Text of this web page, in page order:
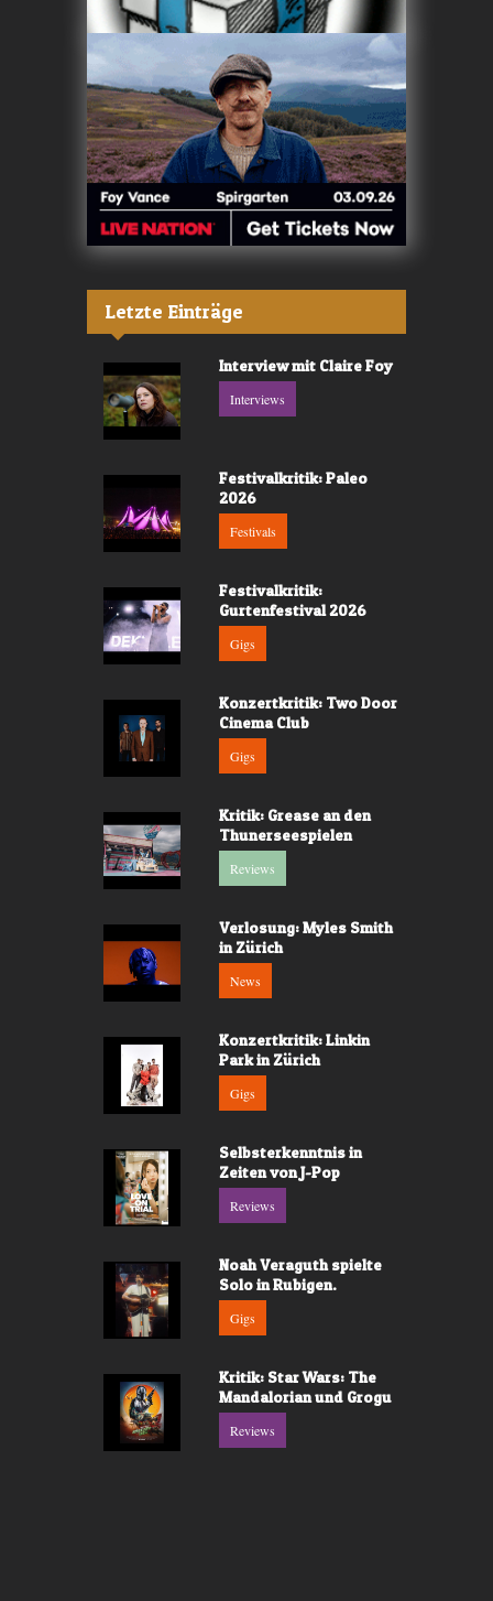
Letzte Einträge
Interview mit Claire Foy
Interviews
Festivalkritik: Paleo
2026
Festivals
Festivalkritik:
Gurtenfestival 2026
Gigs
Konzertkritik: Two Door
Cinema Club
Gigs
Kritik: Grease an den
Thunerseespielen
Reviews
Verlosung: Myles Smith
in Zürich
News
Konzertkritik: Linkin
Park in Zürich
Gigs
Selbsterkenntnis in
Zeiten von J-Pop
Reviews
Noah Veraguth spielte
Solo in Rubigen.
Gigs
Kritik: Star Wars: The
Mandalorian und Grogu
Reviews